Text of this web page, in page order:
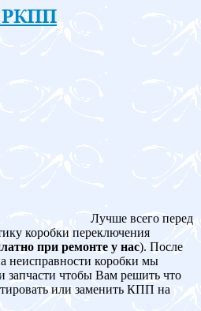
Лучше всего перед
коробки переключения
при ремонте у нас). После
неисправности коробки мы
запчасти чтобы Вам решить что
или заменить КПП на